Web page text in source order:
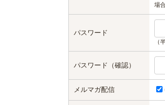
場
パスワード
（
パスワード（確認）
メルマガ配信